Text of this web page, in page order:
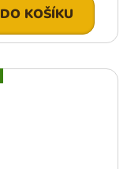
DO KOŠÍKU